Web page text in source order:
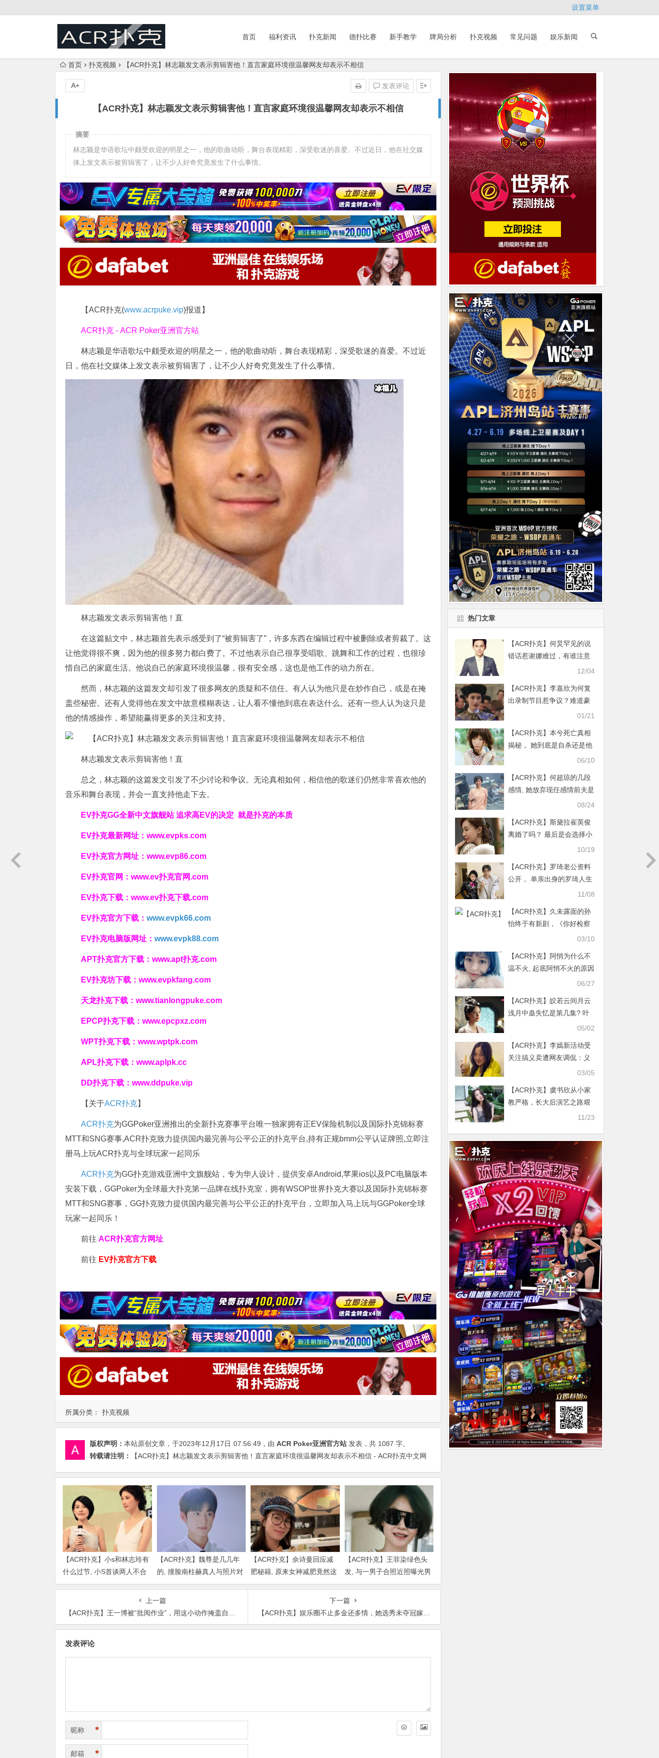
设置菜单
首页 福利资讯 扑克新闻 德扑比赛 新手教学 牌局分析 扑克视频 常见问题 娱乐新闻
首页 扑克视频 【ACR扑克】林志颖发文表示剪辑害他！直言家庭环境很温馨网友却表示不相信
【ACR扑克】林志颖发文表示剪辑害他！直言家庭环境很温馨网友却表示不相信
发表评论
A+
所属分类： 扑克视频
摘要
林志颖是华语歌坛中颇受欢迎的明星之一，他的歌曲动听，舞台表现精彩，深受歌迷的喜爱。不过近日，他在社交媒
体上发文表示被剪辑害了，让不少人好奇究竟发生了什么事情。
【ACR扑克(www.acrpuke.vip)报道】
ACR扑克 - ACR Poker亚洲官方站
林志颖是华语歌坛中颇受欢迎的明星之一，他的歌曲动听，舞台表现精彩，深受歌迷的喜爱。不过近
日，他在社交媒体上发文表示被剪辑害了，让不少人好奇究竟发生了什么事情。
林志颖发文表示剪辑害他！直
在这篇贴文中，林志颖首先表示感受到了“被剪辑害了”，许多东西在编辑过程中被删除或者剪裁了。这
让他觉得很不爽，因为他的很多努力都白费了。不过他表示自己很享受唱歌、跳舞和工作的过程，也很珍
惜自己的家庭生活。他说自己的家庭环境很温馨，很有安全感，这也是他工作的动力所在。
然而，林志颖的这篇发文却引发了很多网友的质疑和不信任。有人认为他只是在炒作自己，或是在掩
盖些秘密。还有人觉得他在发文中故意模糊表达，让人看不懂他到底在表达什么。还有一些人认为这只是
他的情感操作，希望能赢得更多的关注和支持。
林志颖发文表示剪辑害他！直
总之，林志颖的这篇发文引发了不少讨论和争议。无论真相如何，相信他的歌迷们仍然非常喜欢他的
音乐和舞台表现，并会一直支持他走下去。
EV扑克GG全新中文旗舰站追求高EV的决定 就是扑克的本质
EV扑克最新网址： www.evpks.com
EV扑克官方网址： www.evp86.com
EV扑克官网： www.ev扑克官网.com
EV扑克下载： www.ev扑克下载.com
EV扑克官方下载： www.evpk66.com
EV扑克电脑版网址： www.evpk88.com
APT扑克官方下载： www.apt扑克.com
EV扑克坊下载： www.evpkfang.com
天龙扑克下载： www.tianlongpuke.com
EPCP扑克下载： www.epcpxz.com
WPT扑克下载： www.wptpk.com
APL扑克下载： www.aplpk.cc
DD扑克下载： www.ddpuke.vip
【关于ACR扑克】
ACR扑克为GGPoker亚洲推出的全新扑克赛事平台唯一独家拥有正EV保险机制以及国际扑克锦标赛
MTT和SNG赛事,ACR扑克致力提供国内最完善与公平公正的扑克平台,持有正规bmm公平认证牌照,立即注
册马上玩ACR扑克与全球玩家一起同乐
ACR扑克为GG扑克游戏亚洲中文旗舰站，专为华人设计，提供安卓Android,苹果ios以及PC电脑版本
安装下载，GGPoker为全球最大扑克第一品牌在线扑克室，拥有WSOP世界扑克大赛以及国际扑克锦标赛
MTT和SNG赛事，GG扑克致力提供国内最完善与公平公正的扑克平台，立即加入马上玩与GGPoker全球
玩家一起同乐！
前往 ACR扑克官方网址
前往 EV扑克官方下载
版权声明： 本站原创文章，于2023年12月17日 07:56:49 ，由 ACR Poker亚洲官方站 发表，共 1087 字。
转载请注明：
【ACR扑克】林志颖发文表示剪辑害他！直言家庭环境很温馨网友却表示不相信 - ACR扑克中文网
【ACR扑克】小s和林志玲有
什么过节, 小S首谈两人不合
传闻说了什么
【ACR扑克】魏尊是几几年
的, 撞脸南柱赫真人与照片对
比颜值被质疑
【ACR扑克】佘诗曼回应减
肥秘籍, 原来女神减肥竟然这
么简单
【ACR扑克】王菲染绿色头
发, 与一男子合照近照曝光男
子身份被扒出
上一篇
【ACR扑克】王一博被“批阅作业”，用这小动作掩盖自己的慌乱真是可爱
下一篇
【ACR扑克】娱乐圈不止多金还多情，她选秀未夺冠嫁了个当过总裁的导演老公
发表评论
昵称 *
邮箱 *
热门文章
【ACR扑克】何炅罕见的说
错话惹谢娜难过，有谁注意
12/04
【ACR扑克】李嘉欣为何复
出录制节目惹争议？难道豪
01/21
【ACR扑克】本兮死亡真相
揭秘， 她到底是自杀还是他
06/10
【ACR扑克】何超琼的几段
感情, 她放弃现任感情前夫是
08/24
【ACR扑克】斯黛拉崔英俊
离婚了吗？ 最后是会选择小
10/19
【ACR扑克】罗琦老公资料
公开， 单亲出身的罗琦人生
11/08
【ACR扑克】久未露面的孙
怡终于有新剧，《你好检察
官》造型干练网友：期待03/10
【ACR扑克】阿悄为什么不
温不火, 起底阿悄不火的原因
06/27
【ACR扑克】皎若云间月云
浅月中蛊失忆是第几集? 叶
05/02
【ACR扑克】李嫣新活动受
关注搞义卖遭网友调侃：义
03/05
【ACR扑克】虞书欣从小家
教严格，长大后演艺之路艰
11/23